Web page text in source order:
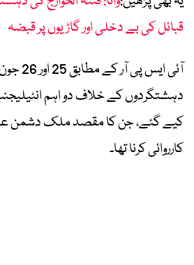
قبائل کی بے دخلی اور گاڑیوں پر قبضہ
آئی ایس
دہشتگردوں کے خلاف دو اہم
کیے گئے، جن کا مقصد ملک دشمن
کارروائی کرنا تھا۔